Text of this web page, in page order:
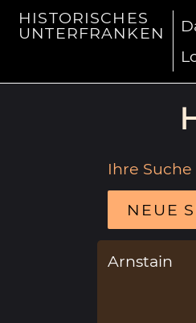
HISTORISCHES
UNTERFRANKEN
Ihre
NEUE
Arnstain